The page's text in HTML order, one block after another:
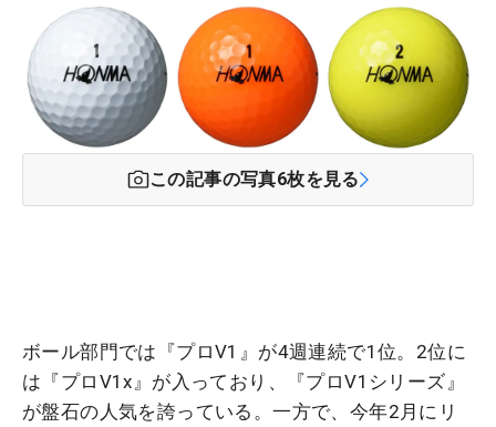
この記事の写真6枚を見る
ボール部門では『プロV1』が4週連続で1位。2位に
は『プロV1x』が入っており、『プロV1シリーズ』
が盤石の人気を誇っている。一方で、今年2月にリ